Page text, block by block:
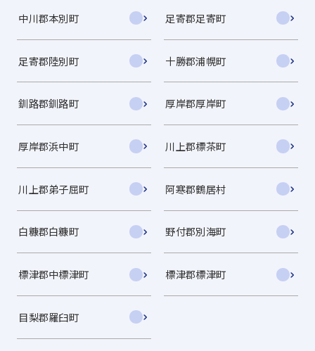
中川郡本別町 足寄郡足寄町
足寄郡陸別町 十勝郡浦幌町
釧路郡釧路町 厚岸郡厚岸町
厚岸郡浜中町 川上郡標茶町
川上郡弟子屈町 阿寒郡鶴居村
白糠郡白糠町 野付郡別海町
標津郡中標津町 標津郡標津町
目梨郡羅臼町